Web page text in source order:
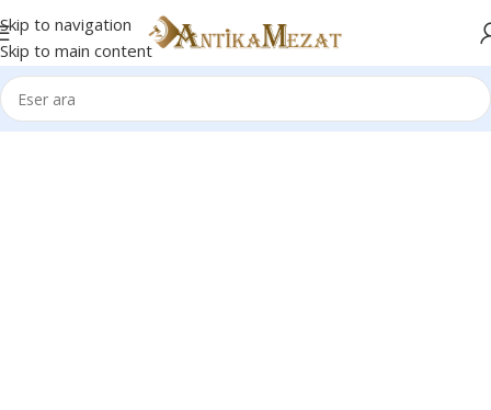
Skip to navigation
Skip to main content